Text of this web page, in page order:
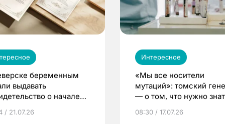
беременным
выдавать
о начале
/ 21.07.26
Интересное
«Мы все носители
мутаций»: томский
— о том, что нужно
08:30 / 17.07.26